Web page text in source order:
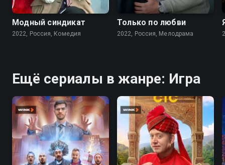
Модный синдикат
2022, Россия, Комедия
Только по любви
2022, Россия, Мелодрама
Ещё сериалы в жанре: Игра